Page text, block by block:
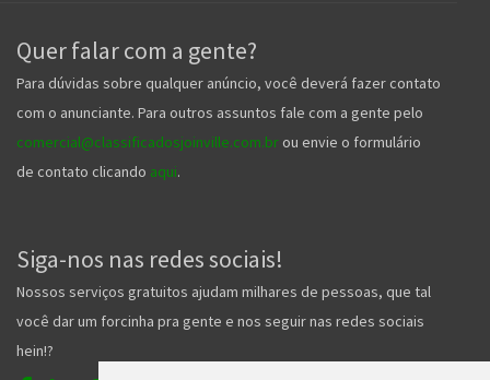
Quer falar com a gente?
Para dúvidas sobre qualquer anúncio, você deverá fazer contato
com o anunciante. Para outros assuntos fale com a gente pelo
comercial@classificadosjoinville.com.br ou envie o formulário
de contato clicando aqui.
Siga-nos nas redes sociais!
Nossos serviços gratuitos ajudam milhares de pessoas, que tal
você dar um forcinha pra gente e nos seguir nas redes sociais
hein!?